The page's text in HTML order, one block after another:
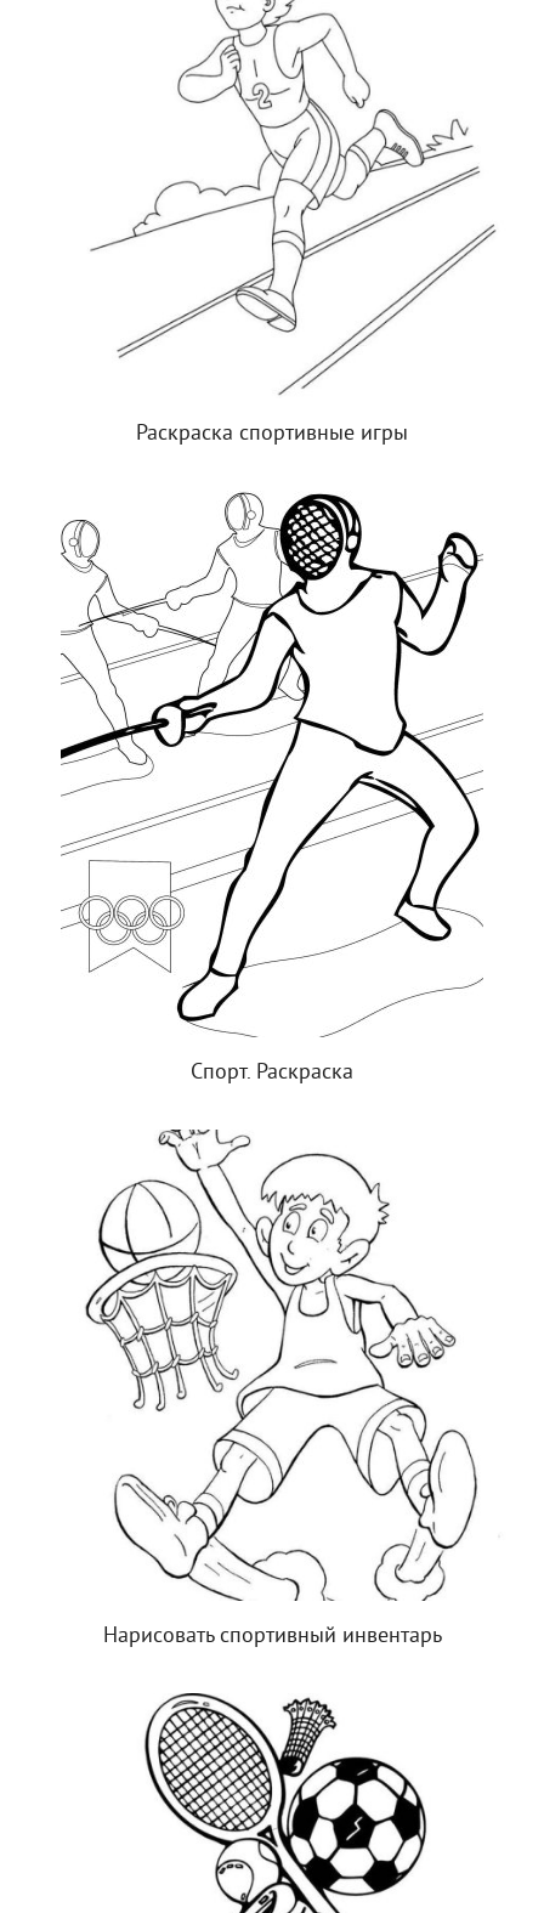
Раскраска спортивные игры
Спорт. Раскраска
Нарисовать спортивный инвентарь